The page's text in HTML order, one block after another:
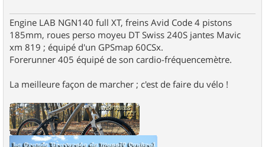
Engine LAB NGN140 full XT, freins Avid Code 4 pistons
185mm, roues perso moyeu DT Swiss 240S jantes Mavic
xm 819 ; équipé d'un GPSmap 60CSx.
Forerunner 405 équipé de son cardio-fréquencemètre.
La meilleure façon de marcher ; c'est de faire du vélo !